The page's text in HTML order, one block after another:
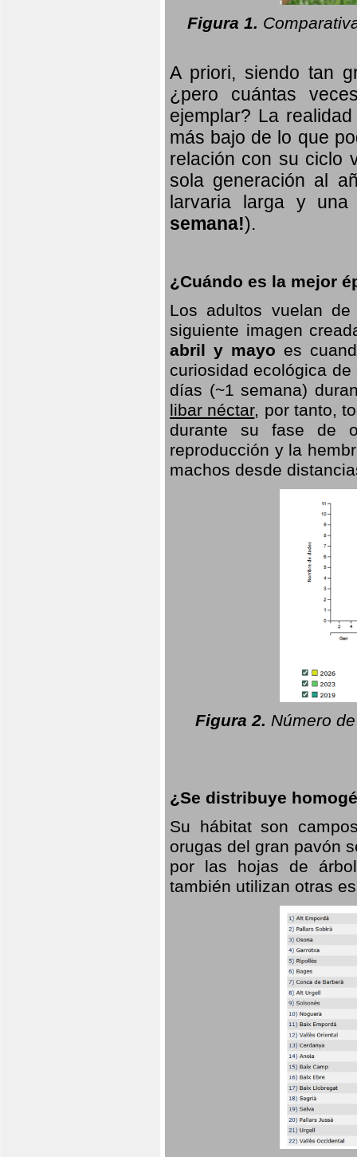
Figura 1.
A priori, siendo tan
¿pero cuántas
ejemplar? La
más bajo de lo que
relación con su ciclo
sola generación al
larvaria largay una
semana!).
¿Cuándo es la mejor
Los adultos vuelan
siguiente imagen
abril y mayo es
curiosidad ecológica
días (~1 semana)
libar néctar, por tanto,
durante su fase de
reproducción y la
machos desde
Figura 2. Número
¿Se distribuye
Su hábitat son
orugas del gran pavón
por las hojas de
también utilizan otras